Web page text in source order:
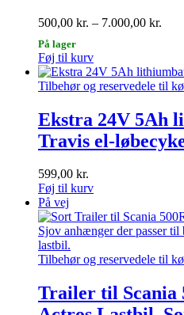
500,00 kr. – 7.000,00 kr.
På lager
Føj til kurvDette
vare
har
varianter.
Mulighederne
kan
varesiden
Tilbehør og reservedele til
Ekstra 24V 5Ah
Travis el-
599,00 kr.
Føj til kurv
På vej
Tilbehør og reservedele til
Trailer til Scania